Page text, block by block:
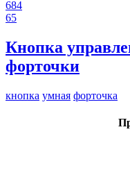
684
65
Кнопка
форточки
кнопка умная форточка